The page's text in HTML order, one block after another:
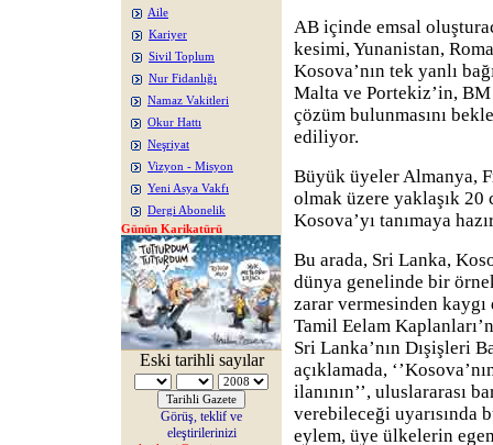
Aile
Kariyer
Sivil Toplum
Nur Fidanlığı
Namaz Vakitleri
Okur Hattı
Neşriyat
Vizyon - Misyon
Yeni Asya Vakfı
Dergi Abonelik
Günün Karikatürü
Eski tarihli sayılar
Görüş, teklif ve
eleştirilerinizi
AB içinde emsal
kesimi, Yunanistan,
Kosova’nın tek yanlı
Malta ve Portekiz’in,
çözüm bulunmasını
ediliyor.
Büyük üyeler Almanya,
olmak üzere yaklaşık
Kosova’yı tanımaya
Bu arada, Sri Lanka,
dünya genelinde bir
zarar vermesinden kaygı
Tamil Eelam
Sri Lanka’nın Dışişleri
açıklamada,
ilanının’’, uluslararası
verebileceği uyarısında
eylem, üye ülkelerin